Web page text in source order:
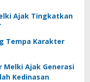
Ajak Tingkatkan
Tempa Karakter
Melki Ajak Generasi
Kedinasan